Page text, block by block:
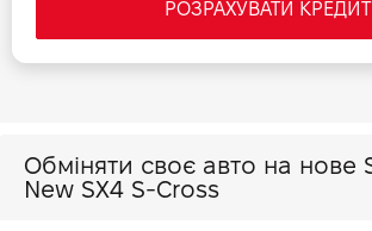
РОЗРАХУВАТИ КРЕДИТ
Обміняти своє авто на нове Suzuki
New SX4 S-Cross